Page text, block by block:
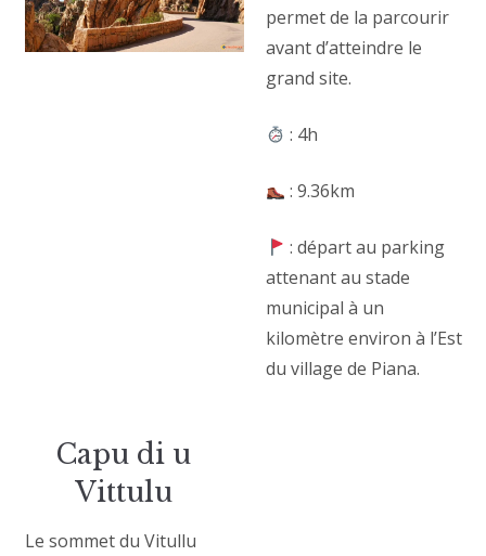
permet de la parcourir
avant d’atteindre le
grand site.
: 4h
: 9.36km
: départ au parking
attenant au stade
municipal à un
kilomètre environ à l’Est
du village de Piana.
Capu di u
Vittulu
Le sommet du Vitullu